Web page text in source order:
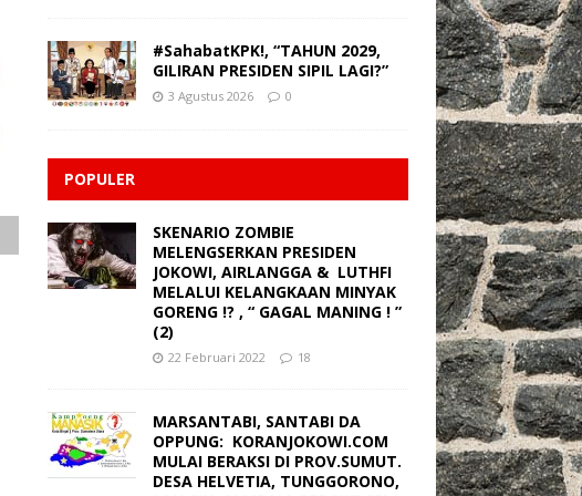
#SahabatKPK!, “TAHUN 2029,
GILIRAN PRESIDEN SIPIL LAGI?”
3 Agustus 2026 0
POPULER
SKENARIO ZOMBIE
MELENGSERKAN PRESIDEN
JOKOWI, AIRLANGGA & LUTHFI
MELALUI KELANGKAAN MINYAK
GORENG !? , “ GAGAL MANING ! ”
(2)
22 Februari 2022 18
MARSANTABI, SANTABI DA
OPPUNG: KORANJOKOWI.COM
MULAI BERAKSI DI PROV.SUMUT.
DESA HELVETIA, TUNGGORONO,